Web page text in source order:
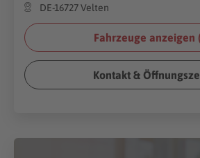
DE-16727 Velten
Fahrzeuge anzeigen
Kontakt &